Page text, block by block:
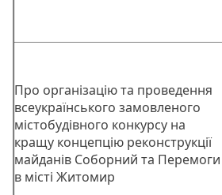
Про організацію та проведення
всеукраїнського замовленого
містобудівного конкурсу на
кращу концепцію реконструкції
майданів Соборний та Перемоги
в місті Житомир